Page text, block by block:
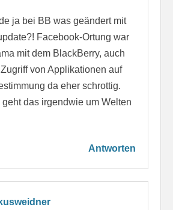
ja bei BB was geändert mit
Facebook-Ortung war
mit dem BlackBerry, auch
von Applikationen auf
da eher schrottig.
geht das irgendwie um Welten
Antworten